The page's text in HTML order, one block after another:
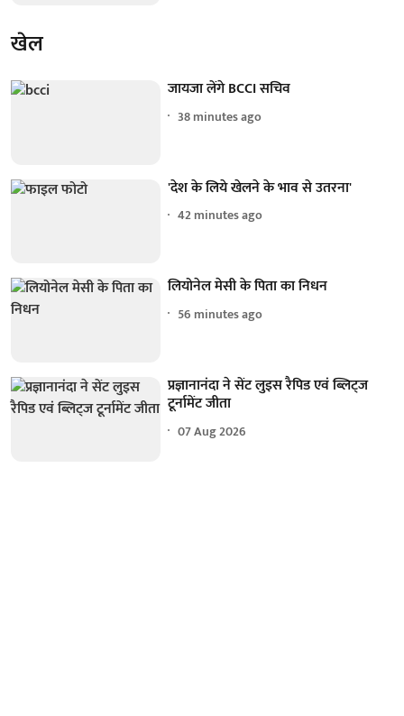
खेल
जायजा लेंगे BCCI सचिव
38 minutes ago
'देश के लिये खेलने के भाव से उतरना'
42 minutes ago
लियोनेल मेसी के पिता का निधन
56 minutes ago
प्रज्ञानानंदा ने सेंट लुइस रैपिड एवं ब्लिट्ज
टूर्नामेंट जीता
07 Aug 2026